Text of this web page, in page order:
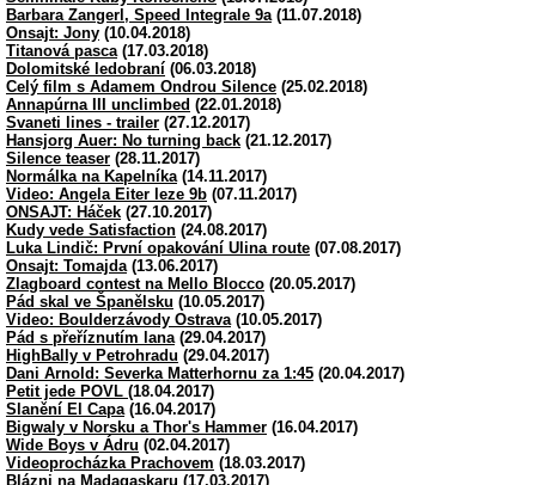
Barbara Zangerl, Speed Integrale 9a (11.07.2018)
Onsajt: Jony (10.04.2018)
Titanová pasca (17.03.2018)
Dolomitské ledobraní (06.03.2018)
Celý film s Adamem Ondrou Silence (25.02.2018)
Annapúrna III unclimbed (22.01.2018)
Svaneti lines - trailer (27.12.2017)
Hansjorg Auer: No turning back (21.12.2017)
Silence teaser (28.11.2017)
Normálka na Kapelníka (14.11.2017)
Video: Angela Eiter leze 9b (07.11.2017)
ONSAJT: Háček (27.10.2017)
Kudy vede Satisfaction (24.08.2017)
Luka Lindič: První opakování Ulina route (07.08.2017)
Onsajt: Tomajda (13.06.2017)
Zlagboard contest na Mello Blocco (20.05.2017)
Pád skal ve Španělsku (10.05.2017)
Video: Boulderzávody Ostrava (10.05.2017)
Pád s přeříznutím lana (29.04.2017)
HighBally v Petrohradu (29.04.2017)
Dani Arnold: Severka Matterhornu za 1:45 (20.04.2017)
Petit jede POVL (18.04.2017)
Slanění El Capa (16.04.2017)
Bigwaly v Norsku a Thor's Hammer (16.04.2017)
Wide Boys v Ádru (02.04.2017)
Videoprocházka Prachovem (18.03.2017)
Blázni na Madagaskaru (17.03.2017)